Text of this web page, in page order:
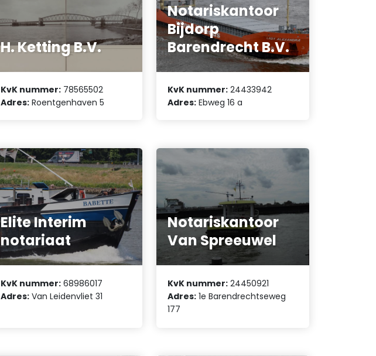
H. Ketting B.V.
KvK nummer: 78565502
Adres: Roentgenhaven 5
Notariskantoor
Bijdorp
Barendrecht B.V.
KvK nummer: 24433942
Adres: Ebweg 16 a
Elite Interim
notariaat
KvK nummer: 68986017
Adres: Van Leidenvliet 31
Notariskantoor
Van Spreeuwel
KvK nummer: 24450921
Adres: 1e Barendrechtseweg
177